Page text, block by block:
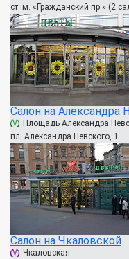
ст. м. «Гражданский пр.» (2
Салон на Александра
Площадь Александра
пл. Александра Невского, 1
Салон на Чкаловской
Чкаловская